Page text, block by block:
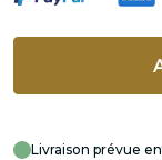
Livraison prévue